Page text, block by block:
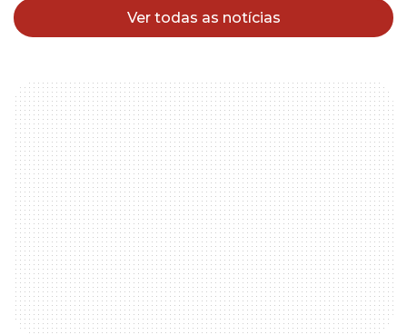
Ver todas as notícias